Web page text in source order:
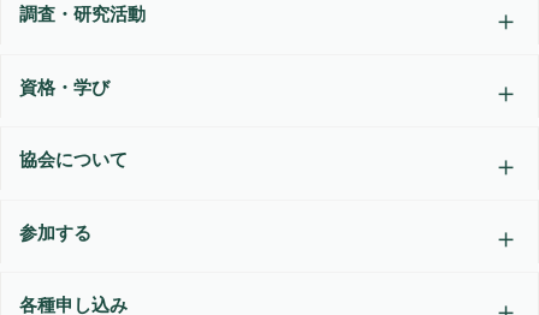
調査・研究活動
資格・学び
協会について
参加する
各種申し込み